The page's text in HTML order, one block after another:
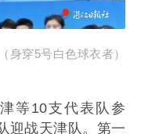
身穿5号白色球衣者）
等10支代表队参
迎战天津队。第一